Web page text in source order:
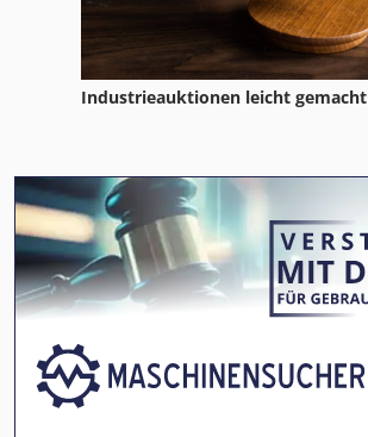
Industrieauktionen leicht gemacht